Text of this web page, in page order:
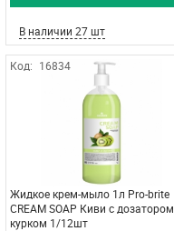
В наличии 27 шт
Код: 16834
Жидкое крем-мыло 1л Pro-brite
CREАM SOAP Киви с дозатором
курком 1/12шт